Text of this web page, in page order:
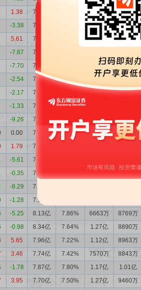
1.38 7.00亿 907.5万 1621万
-3.38 7.08亿 1351万 2681万
5.61 7.21亿 2501万 4285万
-7.87 7.39亿
-7.70 7.50亿 3075万 3258万
-2.54 7.52亿 9.81% 1573万 2766万
-2.17 7.63亿 1903万 2151万
-1.33 7.66亿 9.53%
-9.26 7.68亿 9.44% 4268万 4300万
0.00 7.69亿 8.57% 5074万 4475万
1.79 7.63亿
-5.61 7.72亿
-0.35 7.77亿
-8.29 7.82亿
-1.28 7.98亿
-5.25 8.13亿 7.86% 6663万 8769万
-0.98 8.34亿 7.64% 1.27亿 8890万
5.65 7.96亿 7.22% 1.12亿 8963万
3.46 7.74亿 7.42% 7570万 8843万
-1.78 7.87亿 7.80% 1.17亿 1.01亿
3.95 7.70亿 7.50% 1.27亿 9460万